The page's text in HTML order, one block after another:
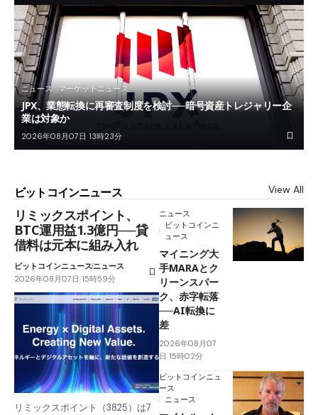
ニュース マーケットニュース
JPX、業態転換に再審査制度を検討──暗号資産トレジャリー企
業は対象か
2026年08月07日 13時23分
ビットコインニュース View All
リミックスポイント、
BTC運用益1.3億円──貸
借料は元本に組み入れ
ビットコインニュースニュース
2026年08月07日 15時59分
リミックスポイント（3825）は7
ニュース
ビットコインニ
ュース
マイニング大
手MARAとク
リーンスパー
ク、赤字転落
──AI転換に
差
2026年08月07
日 15時02分
ビットコインニュ
ース
ニュース